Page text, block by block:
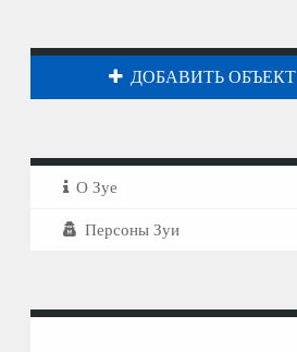
ДОБАВИТЬ ОБЪЕКТ
О Зуе
Персоны Зуи